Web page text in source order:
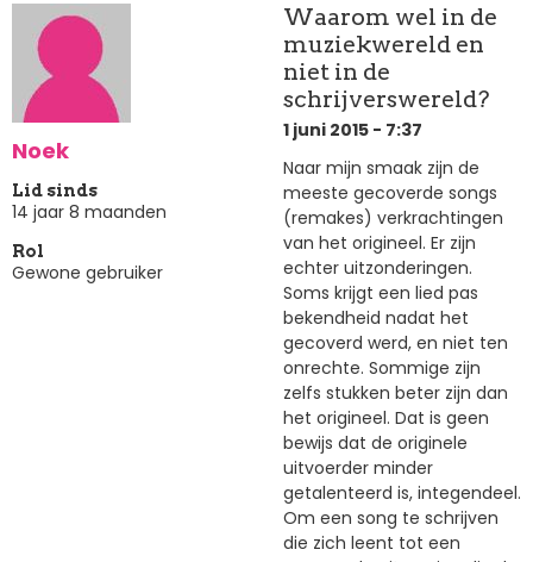
here:
Noek
Lid sinds
14 jaar 8 maanden
Rol
Gewone gebruiker
Waarom wel in de
muziekwereld en
niet in de
schrijverswereld?
1 juni 2015 - 7:37
Naar mijn smaak zijn de
meeste gecoverde songs
(remakes) verkrachtingen
van het origineel. Er zijn
echter uitzonderingen.
Soms krijgt een lied pas
bekendheid nadat het
gecoverd werd, en niet ten
onrechte. Sommige zijn
zelfs stukken beter zijn dan
het origineel. Dat is geen
bewijs dat de originele
uitvoerder minder
getalenteerd is, integendeel.
Om een song te schrijven
die zich leent tot een